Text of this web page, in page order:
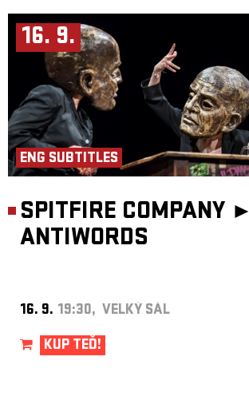
16. 9.
ENG SUBTITLES
SPITFIRE COMPANY ►
ANTIWORDS
16. 9. 19:30, VELKÝ SÁL
KUP TEĎ!